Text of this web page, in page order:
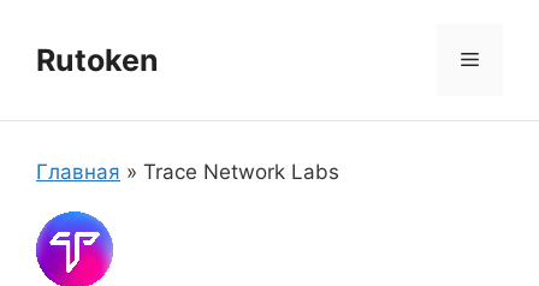
содержимому
Rutoken Меню
Главная » Trace Network Labs